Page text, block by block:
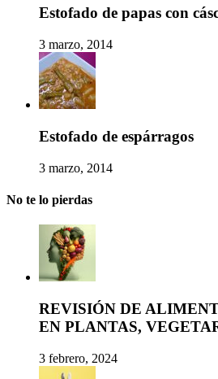
Estofado de papas con
3 marzo, 2014
Estofado de espárragos
3 marzo, 2014
No te lo pierdas
REVISIÓN DE
EN PLANTAS,
3 febrero, 2024